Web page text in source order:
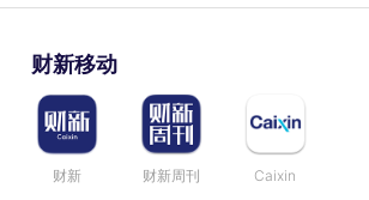
财新移动
财新 财新周刊 Caixin